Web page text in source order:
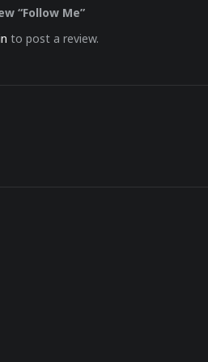
“Follow Me”
to post a review.